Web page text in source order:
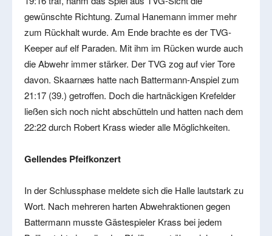
gewünschte Richtung. Zumal Hanemann immer mehr
zum Rückhalt wurde. Am Ende brachte es der TVG-
Keeper auf elf Paraden. Mit ihm im Rücken wurde auch
die Abwehr immer stärker. Der TVG zog auf vier Tore
davon. Skaarnæs hatte nach Battermann-Anspiel zum
21:17 (39.) getroffen. Doch die hartnäckigen Krefelder
ließen sich noch nicht abschütteln und hatten nach dem
22:22 durch Robert Krass wieder alle Möglichkeiten.
Gellendes Pfeifkonzert
In der Schlussphase meldete sich die Halle lautstark zu
Wort. Nach mehreren harten Abwehraktionen gegen
Battermann musste Gästespieler Krass bei jedem